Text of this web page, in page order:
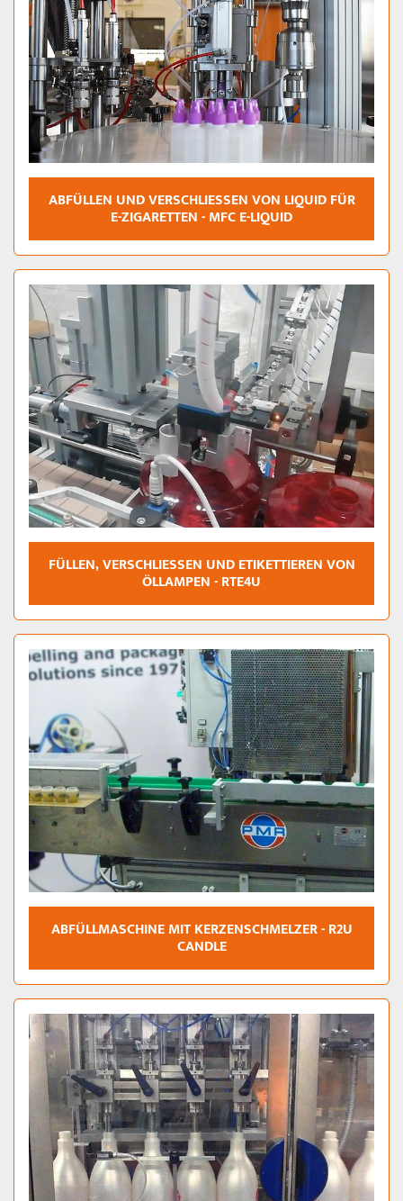
ABFÜLLEN UND VERSCHLIESSEN VON LIQUID FÜR E
-ZIGARETTEN - MFC E-LIQUID
FÜLLEN, VERSCHLIESSEN UND ETIKETTIEREN VON Ö
LLAMPEN - RTE4U
ABFÜLLMASCHINE MIT KERZENSCHMELZER - R2U
CANDLE